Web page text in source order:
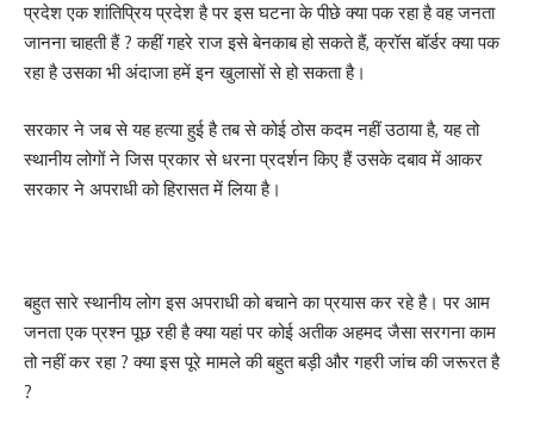
प्रदेश एक शांतिप्रिय प्रदेश है पर इस घटना के पीछे क्या पक रहा है वह जनता
जानना चाहती हैं ? कहीं गहरे राज इसे बेनकाब हो सकते हैं, क्रॉस बॉर्डर क्या पक
रहा है उसका भी अंदाजा हमें इन खुलासों से हो सकता है।
सरकार ने जब से यह हत्या हुई है तब से कोई ठोस कदम नहीं उठाया है, यह तो
स्थानीय लोगों ने जिस प्रकार से धरना प्रदर्शन किए हैं उसके दबाव में आकर
सरकार ने अपराधी को हिरासत में लिया है।
बहुत सारे स्थानीय लोग इस अपराधी को बचाने का प्रयास कर रहे है। पर आम
जनता एक प्रश्न पूछ रही है क्या यहां पर कोई अतीक अहमद जैसा सरगना काम
तो नहीं कर रहा ? क्या इस पूरे मामले की बहुत बड़ी और गहरी जांच की जरूरत है
?